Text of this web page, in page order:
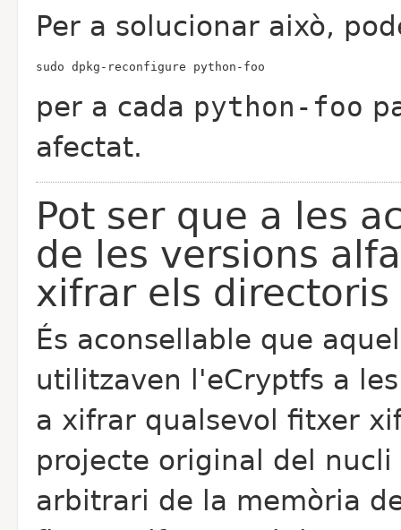
Per a solucionar això,
sudo dpkg-reconfigure python-foo
per a cada python-foo
afectat.
Pot ser que a les
de les versions
xifrar els
És aconsellable que
utilitzaven l'eCryptfs a
a xifrar qualsevol fitxer
projecte original del
arbitrari de la memòria